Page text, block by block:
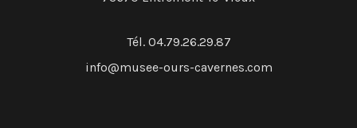
Tél. 04.79.26.29.87
info@musee-ours-cavernes.com